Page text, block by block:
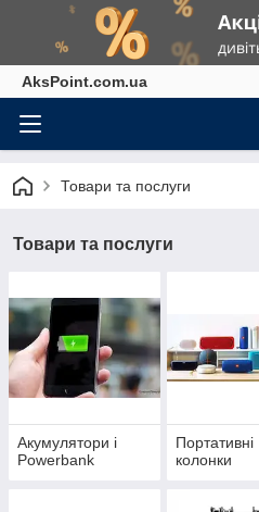
AksPoint.com.ua
Товари та послуги
Товари та послуги
Акумулятори і
Powerbank
Портативні
колонки